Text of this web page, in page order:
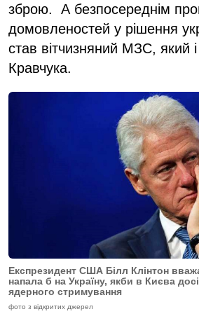
зброю. А безпосереднім
домовленостей у рішення
став вітчизняний МЗС, який і
Кравчука.
Експрезидент США Білл Клінтон
напала б на Україну, якби в Києва
ядерного стримування
фото з відкритих джерел